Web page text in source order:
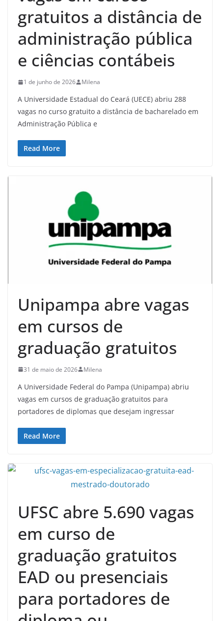
gratuitos a distância de
administração pública
e ciências contábeis
1 de junho de 2026 Milena
A Universidade Estadual do Ceará (UECE) abriu 288
vagas no curso gratuito a distância de bacharelado em
Administração Pública e
Read More
Unipampa abre vagas
em cursos de
graduação gratuitos
31 de maio de 2026 Milena
A Universidade Federal do Pampa (Unipampa) abriu
vagas em cursos de graduação gratuitos para
portadores de diplomas que desejam ingressar
Read More
UFSC abre 5.690 vagas
em curso de
graduação gratuitos
EAD ou presenciais
para portadores de